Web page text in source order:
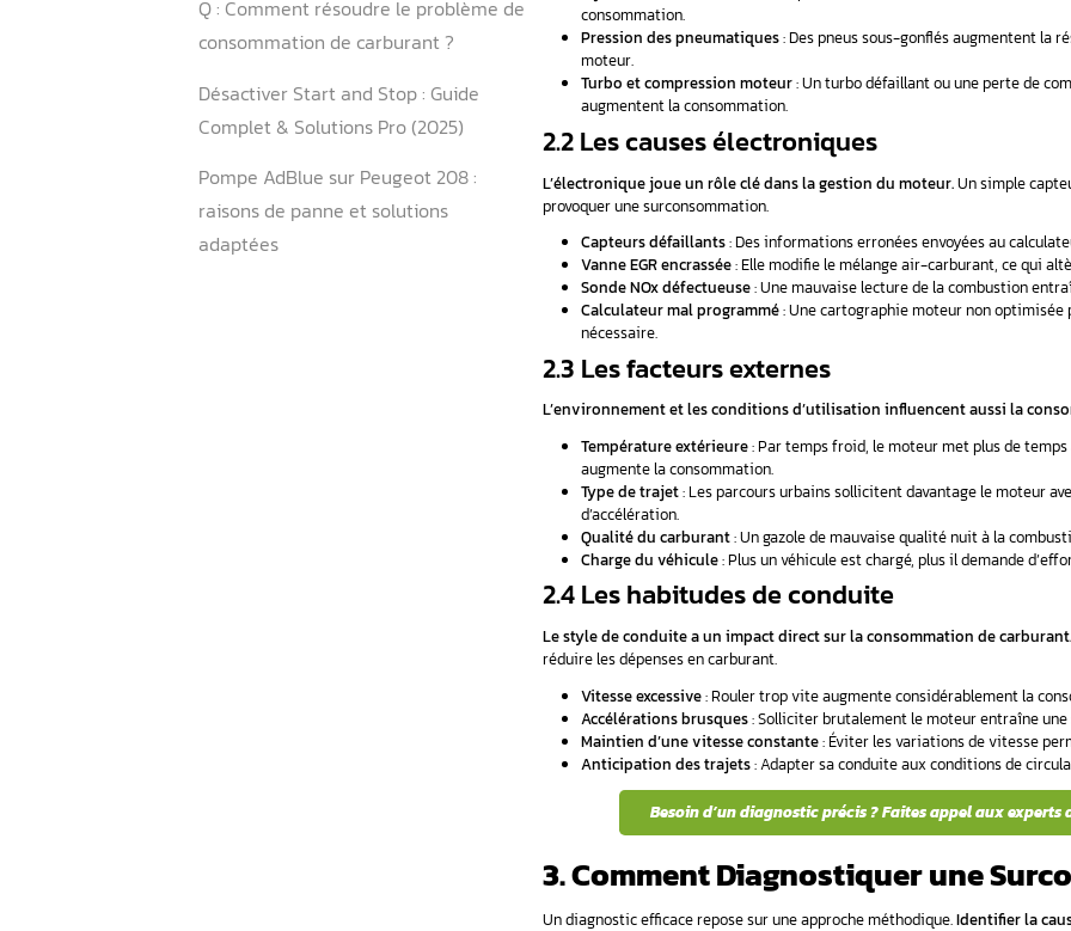
Q : Qu’est-ce qui peut provoquer une
surconsommation de gasoil ?
Q : Pourquoi ma voiture consomme
plus de diesel que d’habitude ?
Q : Comment réduire la consommation
Q : Comment savoir si ma voiture
consomme trop de carburant ?
Q : Comment résoudre le problème de
Désactiver Start and Stop : Guide
Pompe AdBlue sur Peugeot 208 :
La fréquence des pleins de carburant
2. Quelles Sont les
Une consommation excessive de diesel peut
Pour en identifier la cause, il faut examiner
et d’optimiser la consommation.
2.1 Les causes mécaniques
L’usure mécanique est l’une des
carburant saturé réduit l’alimentation
Injecteurs usés: Une mauvaise
consommation.
Pression des pneumatiques
: Des
moteur.
Turboet compression moteur: Un
augmentent la consommation.
2.2 Les causes
L’électronique joue un rôle clé dans la
provoquer une surconsommation.
Capteurs défaillants: Des informations
Vanne EGRencrassée: Elle modifie le
Sonde NOx défectueuse: Une
nécessaire.
2.3 Les facteurs externes